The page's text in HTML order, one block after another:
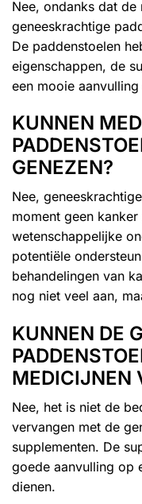
Nee, ondanks dat
geneeskrachtige
De paddenstoelen
eigenschappen, de
een mooie
KUNNEN
GENEZEN?
Nee,
moment geen
wetenschappelijke
potentiële
behandelingen van
nog niet veel aan,
KUNNEN DE
MEDICIJNEN
Nee, het is niet de
vervangen met de
supplementen. De
goede aanvulling op
dienen.